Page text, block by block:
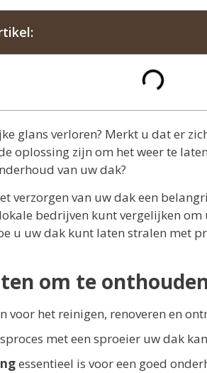
glans verloren? Merkt u dat er
oplossing zijn om het weer te
van uw dak?
verzorgen van uw dak een
bedrijven kunt vergelijken
u uw dak kunt laten stralen met
om te
voor het reinigen, renoveren en
met een sproeier uw dak
essentieel is voor een goed